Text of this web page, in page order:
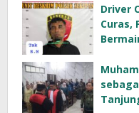
Driver
Curas,